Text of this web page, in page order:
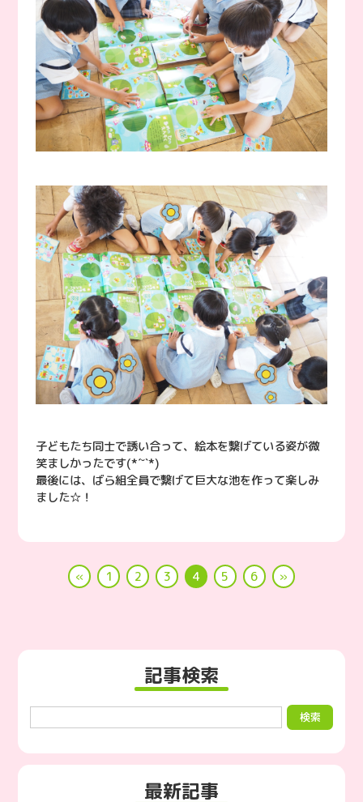
子どもたち同士で誘い合って、絵本を繋げている姿が微
笑ましかったです(*ˊ˘ˋ*)
最後には、ばら組全員で繋げて巨大な池を作って楽しみ
ました☆！
« 1 2 3 4 5 6 »
記事検索
最新記事